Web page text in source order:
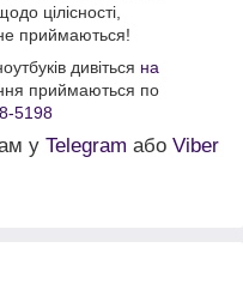
цілісності,
приймаються!
дивіться на
приймаються по
5198
у Telegram або Viber